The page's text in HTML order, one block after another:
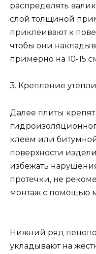
распределять
слой толщиной
приклеивают к
чтобы они
примерно на 10-15
3. Крепление
Далее плиты
клеем или
поверхности
избежать
протечки, не
монтаж с помощью
Нижний ряд
укладывают на